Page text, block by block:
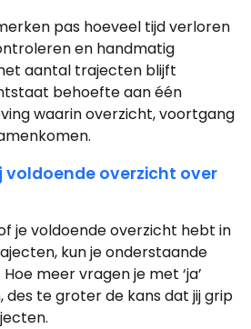
pas hoeveel tijd verloren
en handmatig
aantal trajecten blijft
behoefte aan één
waarin overzicht, voortgang
voldoende overzicht over
je voldoende overzicht hebt in
kun je onderstaande
meer vragen je met ‘ja’
te groter de kans dat jij grip